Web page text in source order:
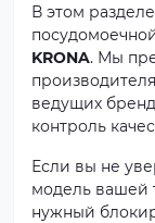
В этом
KRONA. Мы
ведущих
контроль
Если вы не
модель вашей
нужный